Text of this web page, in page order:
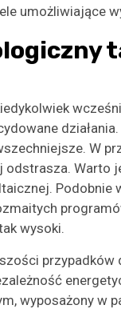
umożliwiające
W
Warto
Podobnie
wysoki.
przypadków
wyposażony w